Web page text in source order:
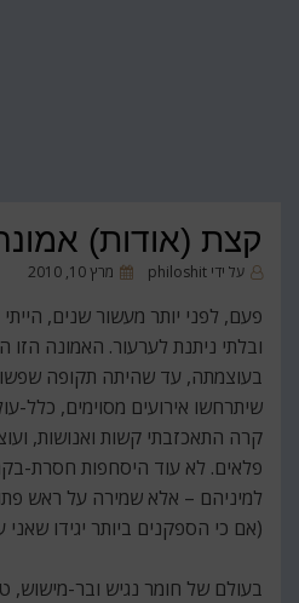
קצת (אודות)
על ידי philoshit
פורסם
מרץ 10, 2010
פעם, לפני יותר מעשור שנים,
ובלתי ניתנת לערעור. האמונה הזו
בעוצמתה, עד שהיתה תקופה
שיתרחשו אירועים מסוימים, כלל-
קרה התאכזבתי קשות ואנושות,
פלאים. לא עוד היסחפות חסרת-
למיניהם – אלא שמירה על ראש
(אם כי הספקנים ביותר יגידו שאני
בעולם של חומר נגיש ובר-